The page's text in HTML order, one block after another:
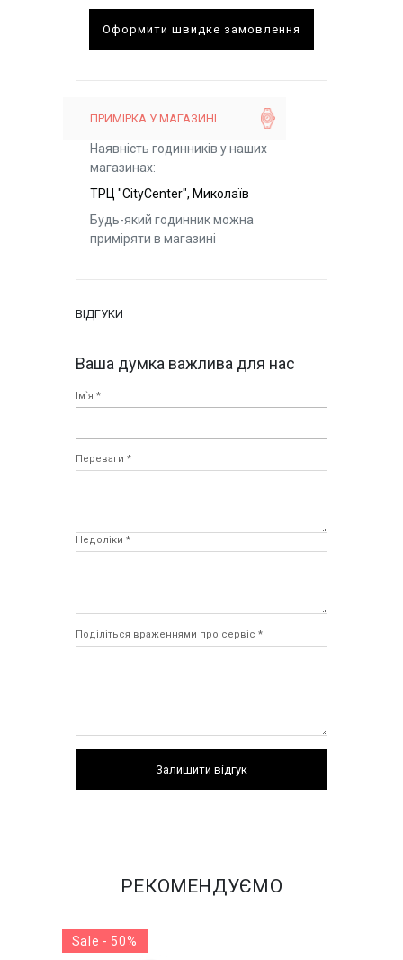
Оформити швидке замовлення
ПРИМІРКА У МАГАЗИНІ
Наявність годинників у наших
магазинах:
ТРЦ "CityCenter", Миколаїв
Будь-який годинник можна
приміряти в магазині
ВІДГУКИ
Ваша думка важлива для нас
Ім`я *
Переваги *
Недоліки *
Поділіться враженнями про сервіс *
Залишити відгук
РЕКОМЕНДУЄМО
Sale - 50%